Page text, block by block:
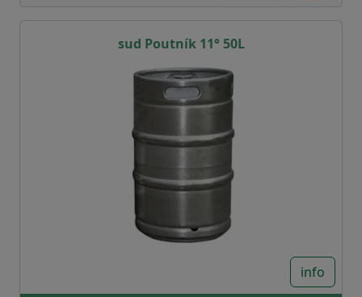
sud Poutník 11° 50L
info